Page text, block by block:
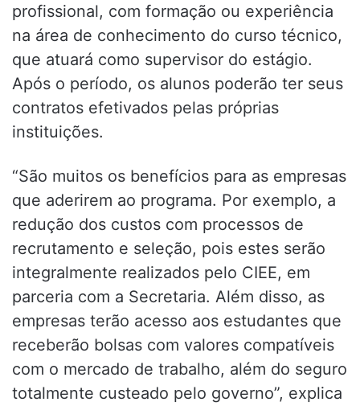
profissional, com formação ou experiência
na área de conhecimento do curso técnico,
que atuará como supervisor do estágio.
Após o período, os alunos poderão ter seus
contratos efetivados pelas próprias
instituições.
“São muitos os benefícios para as empresas
que aderirem ao programa. Por exemplo, a
redução dos custos com processos de
recrutamento e seleção, pois estes serão
integralmente realizados pelo CIEE, em
parceria com a Secretaria. Além disso, as
empresas terão acesso aos estudantes que
receberão bolsas com valores compatíveis
com o mercado de trabalho, além do seguro
totalmente custeado pelo governo”, explica